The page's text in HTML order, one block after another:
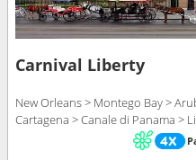
Carnival Liberty
New Orleans > Montego Bay >
Cartagena > Canale di Panama >